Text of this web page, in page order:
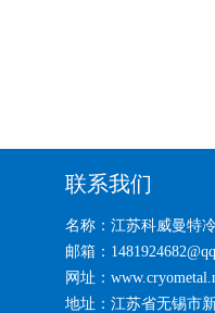
联系我们
名称：江苏科威曼特
邮箱：
网址：
地址：江苏省无锡市